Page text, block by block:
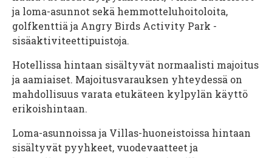
ja loma-asunnot sekä hemmotteluhoitoloita,
golfkenttiä ja Angry Birds Activity Park -
sisäaktiviteettipuistoja.
Hotellissa hintaan sisältyvät normaalisti majoitus
ja aamiaiset. Majoitusvarauksen yhteydessä on
mahdollisuus varata etukäteen kylpylän käyttö
erikoishintaan.
Loma-asunnoissa ja Villas-huoneistoissa hintaan
sisältyvät pyyhkeet, vuodevaatteet ja